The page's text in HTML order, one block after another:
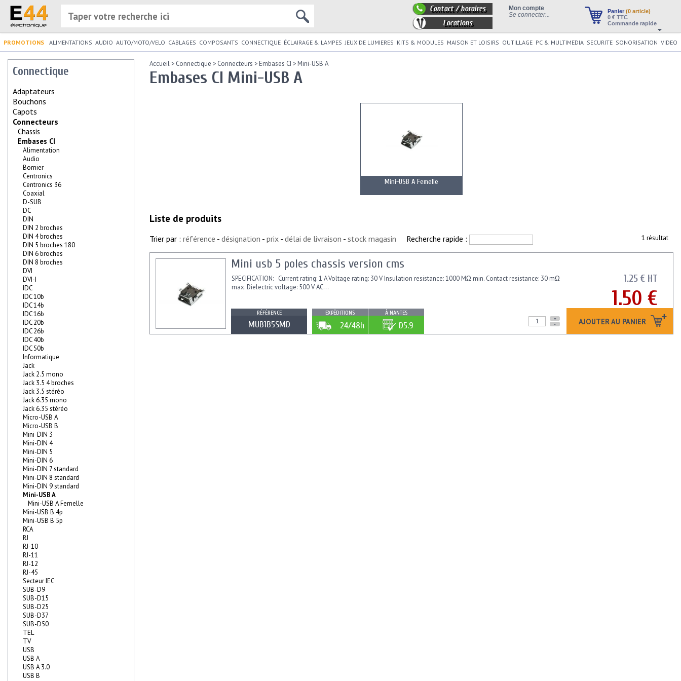
Panier (0 article)
0 € TTC
Commande rapide
Mon compte
Se connecter...
Contact / horaires
Locations
PROMOTIONS ALIMENTATIONS AUDIO AUTO/MOTO/VELO CABLAGES COMPOSANTS CONNECTIQUE ÉCLAIRAGE & LAMPES JEUX DE LUMIERES KITS & MODULES MAISON ET LOISIRS OUTILLAGE PC & MULTIMEDIA SECURITE SONORISATION VIDEO
Connectique
Adaptateurs
Bouchons
Capots
Connecteurs
Chassis
Embases CI
Alimentation
Audio
Bornier
Centronics
Centronics 36
Coaxial
D-SUB
DC
DIN
DIN 2 broches
DIN 4 broches
DIN 5 broches 180
DIN 6 broches
DIN 8 broches
DVI
DVI-I
IDC
IDC 10b
IDC 14b
IDC 16b
IDC 20b
IDC 26b
IDC 40b
IDC 50b
Informatique
Jack
Jack 2.5 mono
Jack 3.5 4 broches
Jack 3.5 stéréo
Jack 6.35 mono
Jack 6.35 stéréo
Micro-USB A
Micro-USB B
Mini-DIN 3
Mini-DIN 4
Mini-DIN 5
Mini-DIN 6
Mini-DIN 7 standard
Mini-DIN 8 standard
Mini-DIN 9 standard
Mini-USB A
Mini-USB A Femelle
Mini-USB B 4p
Mini-USB B 5p
RCA
RJ
RJ-10
RJ-11
RJ-12
RJ-45
Secteur IEC
SUB-D9
SUB-D15
SUB-D25
SUB-D37
SUB-D50
TEL
TV
USB
USB A
USB A 3.0
USB B
Accueil > Connectique > Connecteurs >Embases CI >Mini-USB A
Embases CI Mini-USB A
Mini-USB A Femelle
Liste de produits
1 résultat
Trier par : référence - désignation - prix - délai de livraison - stock magasin Recherche rapide :
1.25 € HT
1.50 €
AJOUTER AU PANIER
Mini usb 5 poles chassis version cms
SPECIFICATION: Current rating: 1 A Voltage rating: 30 V Insulation resistance: 1000 MΩ min. Contact resistance: 30 mΩ
max. Dielectric voltage: 500 V AC...
RÉFÉRENCE
MUB1B5SMD
EXPÉDITIONS
24/48h
À NANTES
D5.9
+
-